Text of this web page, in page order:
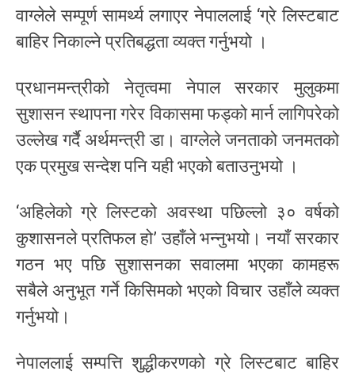
वाग्लेले सम्पूर्ण सामर्थ्य लगाएर नेपाललाई ‘ग्रे लिस्टबाट
बाहिर निकाल्ने प्रतिबद्धता व्यक्त गर्नुभयो ।
प्रधानमन्त्रीको नेतृत्वमा नेपाल सरकार मुलुकमा
सुशासन स्थापना गरेर विकासमा फड्को मार्न लागिपरेको
उल्लेख गर्दै अर्थमन्त्री डा। वाग्लेले जनताको जनमतको
एक प्रमुख सन्देश पनि यही भएको बताउनुभयो ।
‘अहिलेको ग्रे लिस्टको अवस्था पछिल्लो ३० वर्षको
कुशासनले प्रतिफल हो’ उहाँले भन्नुभयो। नयाँ सरकार
गठन भए पछि सुशासनका सवालमा भएका कामहरू
सबैले अनुभूत गर्ने किसिमको भएको विचार उहाँले व्यक्त
गर्नुभयो।
नेपाललाई सम्पत्ति शुद्धीकरणको ग्रे लिस्टबाट बाहिर